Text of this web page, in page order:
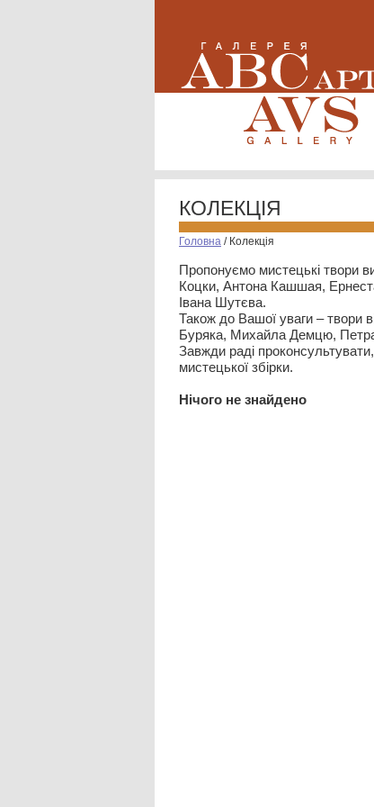
КОЛЕКЦІЯ
Головна / Колекція
Пропонуємо мистецькі твори
Коцки, Антона Кашшая,
Івана Шутєва.
Також до Вашої уваги – твори
Буряка, Михайла Демцю,
Завжди раді
мистецької збірки.
Нiчого не знайдено